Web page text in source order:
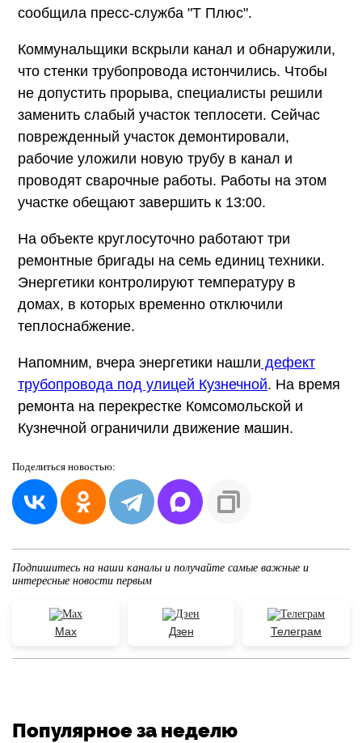
сообщила пресс-служба "Т Плюс".
Коммунальщики вскрыли канал и обнаружили,
что стенки трубопровода истончились. Чтобы
не допустить прорыва, специалисты решили
заменить слабый участок теплосети. Сейчас
поврежденный участок демонтировали,
рабочие уложили новую трубу в канал и
проводят сварочные работы. Работы на этом
участке обещают завершить к 13:00.
На объекте круглосуточно работают три
ремонтные бригады на семь единиц техники.
Энергетики контролируют температуру в
домах, в которых временно отключили
теплоснабжение.
Напомним, вчера энергетики нашли дефект
трубопровода под улицей Кузнечной. На время
ремонта на перекрестке Комсомольской и
Кузнечной ограничили движение машин.
Поделиться новостью:
Подпишитесь на наши каналы и получайте самые важные и
интересные новости первым
Max Дзен Телеграм
Популярное за неделю